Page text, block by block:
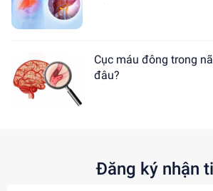
Cục máu đông trong
đâu?
Đăng ký nhận